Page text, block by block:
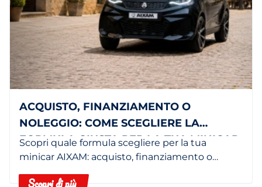
ACQUISTO, FINANZIAMENTO O
NOLEGGIO: COME SCEGLIERE LA
FORMULA GIUSTA PER LA TUA MINICAR
Scopri quale formula scegliere per la tua
minicar AIXAM: acquisto, finanziamento o
Scopri di più